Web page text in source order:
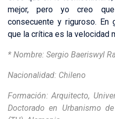
mejor, pero yo creo
consecuente y riguroso.
que la crítica es la velocidad
* Nombre: Sergio Baeriswyl
Nacionalidad: Chileno
Formación: Arquitecto,
Doctorado en Urbanismo